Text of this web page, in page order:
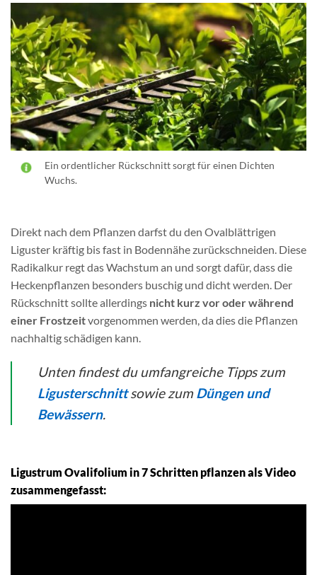
Ein ordentlicher Rückschnitt sorgt für einen Dichten
Wuchs.
Direkt nach dem Pflanzen darfst du den Ovalblättrigen
Liguster kräftig bis fast in Bodennähe zurückschneiden. Diese
Radikalkur regt das Wachstum an und sorgt dafür, dass die
Heckenpflanzen besonders buschig und dicht werden. Der
Rückschnitt sollte allerdings nicht kurz vor oder während
einer Frostzeitvorgenommen werden, da dies die Pflanzen
nachhaltig schädigen kann.
Unten findest du umfangreiche Tipps zum
Ligusterschnitt sowie zum Düngen und
Bewässern.
Ligustrum Ovalifolium in 7 Schritten pflanzen als Video
zusammengefasst: